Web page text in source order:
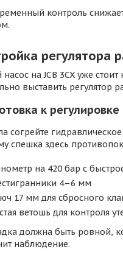
контроль
регулятора
на JCB 3CX уже
выставить регулятор
к регулировке
согрейте
спешка здесь
на 420 бар с
4–6 мм
17 мм для сбросного
ветошь для контроля
должна быть ровной,
наблюдение.